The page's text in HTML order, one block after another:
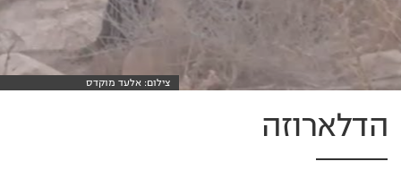
צילום: אלעד מוקדס
הדלארוזה